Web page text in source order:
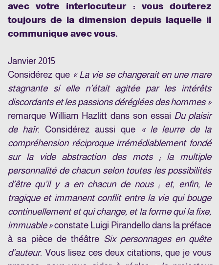
avec votre interlocuteur : vous douterez
toujours de la dimension depuis laquelle il
communique avec vous.
Janvier 2015
Considérez que « La vie se changerait en une mare
stagnante si elle n’était agitée par les intérêts
discordants et les passions déréglées des hommes »
remarque William Hazlitt dans son essai Du plaisir
de haïr. Considérez aussi que
« le leurre de la
compréhension réciproque irrémédiablement fondé
sur la vide abstraction des mots ; la multiple
personnalité de chacun selon toutes les possibilités
d’être qu’il y a en chacun de nous ; et, enfin, le
tragique et immanent conflit entre la vie qui bouge
continuellement et qui change, et la forme qui la fixe,
immuable »constate Luigi Pirandello dans la préface
à sa pièce de théâtre Six personnages en quête
d’auteur. Vous lisez ces deux citations, que je vous